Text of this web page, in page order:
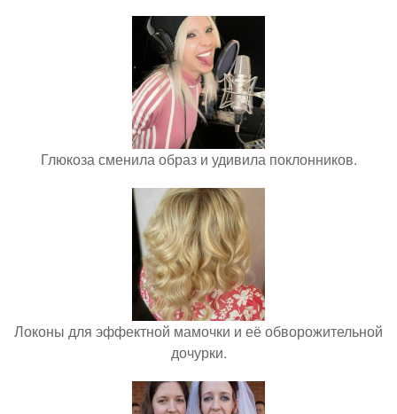
Глюкоза сменила образ и удивила поклонников.
Локоны для эффектной мамочки и её обворожительной
дочурки.